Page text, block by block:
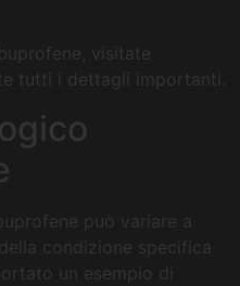
visitate
tutti i dettagli importanti.
può variare a
condizione specifica
un esempio di